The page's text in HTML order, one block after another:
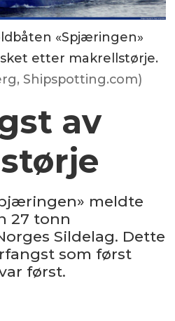
«Spjæringen»
etter makrellstørje.
Shipspotting.com)
av
meldte
27 tonn
Sildelag. Dette
som først
først.